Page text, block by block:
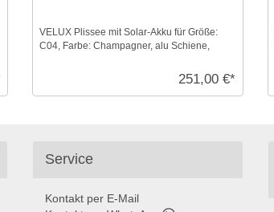
VELUX Plissee mit Solar-Akku für Größe:
C04, Farbe: Champagner, alu Schiene,
251,00 €*
Service
Kontakt per E-Mail